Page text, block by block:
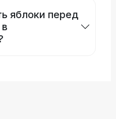
яблоки перед